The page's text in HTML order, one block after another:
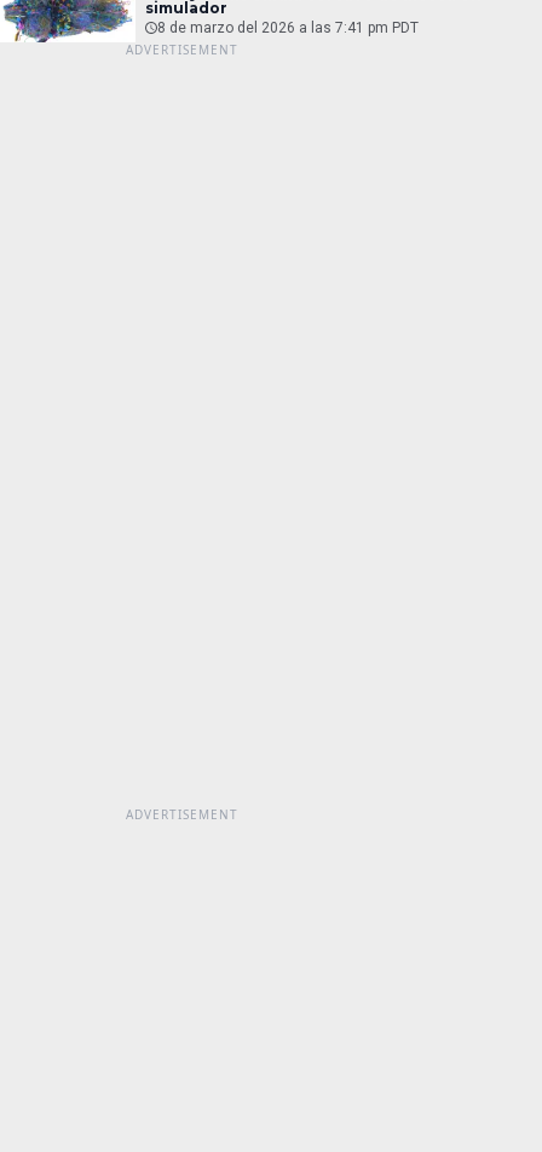
simulador
8 de marzo del 2026 a las 7:41 pm PDT